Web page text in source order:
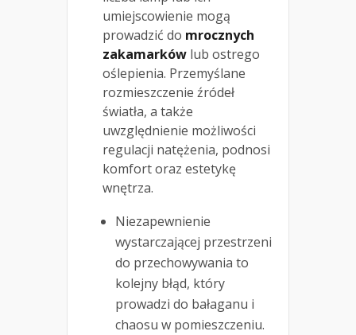
umiejscowienie mogą
prowadzić do mrocznych
zakamarków lub ostrego
oślepienia. Przemyślane
rozmieszczenie źródeł
światła, a także
uwzględnienie możliwości
regulacji natężenia, podnosi
komfort oraz estetykę
wnętrza.
Niezapewnienie
wystarczającej przestrzeni
do przechowywania to
kolejny błąd, który
prowadzi do bałaganu i
chaosu w pomieszczeniu.